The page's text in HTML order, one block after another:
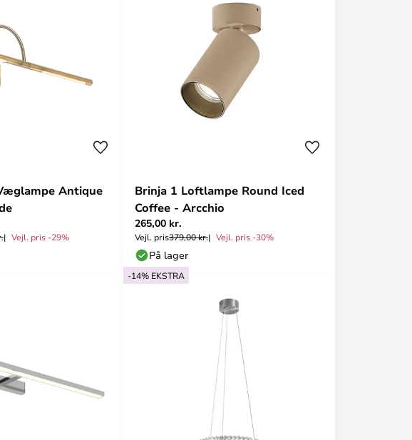
Antique
Vejl. pris -29%
Brinja 1 Loftlampe Round Iced
Coffee - Arcchio
265,00 kr.
Vejl. pris379,00 kr. Vejl. pris -30%
På lager
-14% EKSTRA